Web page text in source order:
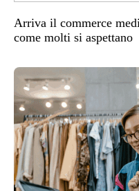
Arriva il commerce
come molti si aspettano